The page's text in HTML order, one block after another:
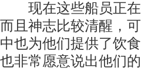
现在这些船员正在
而且神志比较清醒，
中也为他们提供了饮
也非常愿意说出他们的